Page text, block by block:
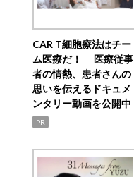
CAR T細胞療法はチー
ム医療だ！ 医療従事
者の情熱、患者さんの
思いを伝えるドキュメ
ンタリー動画を公開中
PR